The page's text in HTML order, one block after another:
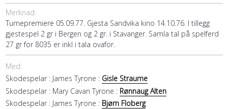
Merknad:
Turnepremiere 05.09.77. Gjesta Sandvika kino 14.10.76. I tillegg
gjestespel 2 gr i Bergen og 2 gr. i Stavanger. Samla tal på spelferd
27 gr for 8035 er inkl i tala ovafor.
Med:
Skodespelar : James Tyrone : Gisle Straume
Skodespelar : Mary Cavan Tyrone : Rønnaug Alten
Skodespelar : James Tyrone : Bjørn Floberg